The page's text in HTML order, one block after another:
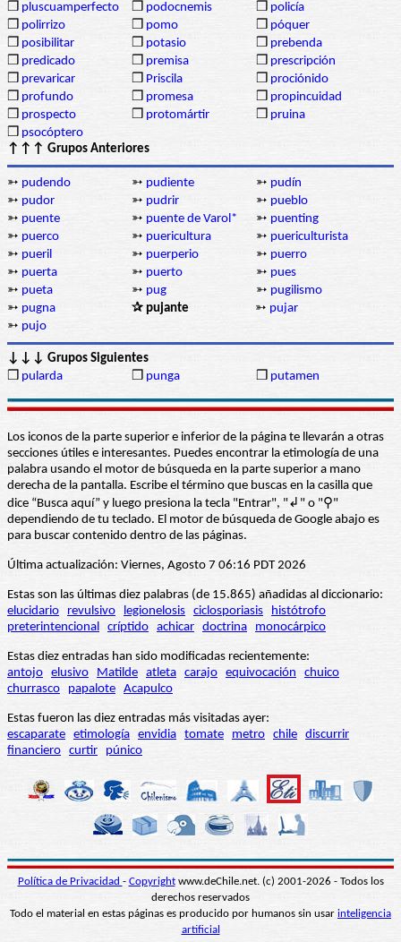
❒ pluscuamperfecto ❒ podocnemis ❒ policía
❒ polirrizo ❒ pomo ❒ póquer
❒ posibilitar ❒ potasio ❒ prebenda
❒ predicado ❒ premisa ❒ prescripción
❒ prevaricar ❒ Priscila ❒ prociónido
❒ profundo ❒ promesa ❒ propincuidad
❒ prospecto ❒ protomártir ❒ pruina
❒ psocóptero
↑↑↑ Grupos Anteriores
➳ pudendo ➳ pudiente ➳ pudín
➳ pudor ➳ pudrir ➳ pueblo
➳ puente ➳ puente de Varol* ➳ puenting
➳ puerco ➳ puericultura ➳ puericulturista
➳ pueril ➳ puerperio ➳ puerro
➳ puerta ➳ puerto ➳ pues
➳ pueta ➳ pug ➳ pugilismo
➳ pugna ✰ pujante ➳ pujar
➳ pujo
↓↓↓ Grupos Siguientes
❒ pularda ❒ punga ❒ putamen
Los iconos de la parte superior e inferior de la página te llevarán a otras
secciones útiles e interesantes. Puedes encontrar la etimología de una
palabra usando el motor de búsqueda en la parte superior a mano
derecha de la pantalla. Escribe el término que buscas en la casilla que
dice “Busca aquí” y luego presiona la tecla "Entrar", "↲" o "⚲"
dependiendo de tu teclado. El motor de búsqueda de Google abajo es
para buscar contenido dentro de las páginas.
Última actualización: Viernes, Agosto 7 06:16 PDT 2026
Estas son las últimas diez palabras (de 15.865) añadidas al diccionario:
elucidario
revulsivo legionelosis ciclosporiasis
histótrofo
preterintencional críptido achicar doctrina monocárpico
Estas diez entradas han sido modificadas recientemente:
antojo elusivo Matilde atleta carajo equivocación
chuico
churrasco
papalote Acapulco
Estas fueron las diez entradas más visitadas ayer:
escaparate etimología envidia tomate metro chile discurrir
financiero curtir púnico
Política de Privacidad - Copyrightwww.deChile.net. (c) 2001-2026 - Todos los
derechos reservados
Todo el material en estas páginas es producido por humanos sin usar inteligencia
artificial